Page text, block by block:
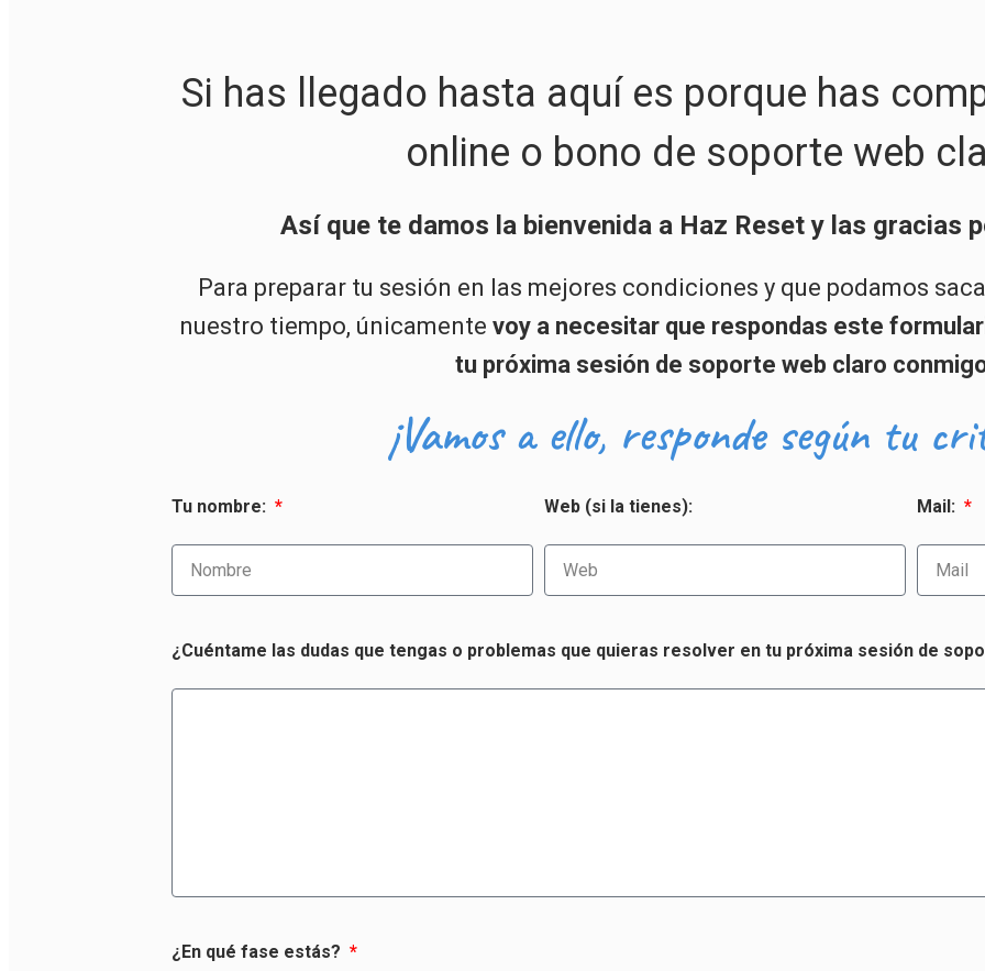
Si has llegado hasta aquí es porque has
online o bono de soporte web
Así que te damos la bienvenida a Haz Reset y las gracias
Para preparar tu sesión en las mejores condiciones y que podamos
nuestro tiempo, únicamente voy a necesitar que respondas este
tu próxima sesión de soporte web claro
¡Vamos a ello, responde según tu
Tu nombre: Web (si la tienes): Mail:
¿Cuéntame las dudas que tengas o problemas que quieras resolver en tu próxima sesión de
¿En qué fase estás?